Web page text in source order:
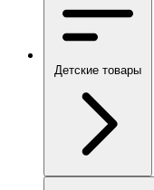
Детские товары